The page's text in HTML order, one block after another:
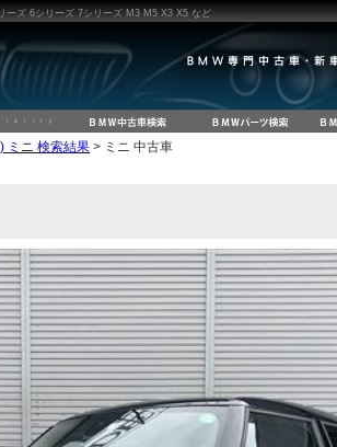
ズ 6シリーズ 7シリーズ M3 M5 X3 X5 など
ミニ 検索結果 > ミニ 中古車